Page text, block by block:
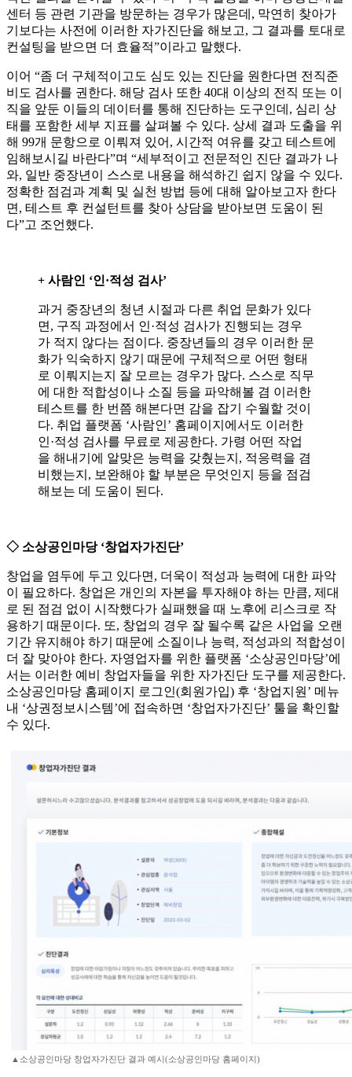
센터 등 관련 기관을 방문하는 경우가 많은데, 막연히 찾아가
기보다는 사전에 이러한 자가진단을 해보고, 그 결과를 토대로
컨설팅을 받으면 더 효율적”이라고 말했다.
이어 “좀 더 구체적이고도 심도 있는 진단을 원한다면 전직준
비도 검사를 권한다. 해당 검사 또한 40대 이상의 전직 또는 이
직을 앞둔 이들의 데이터를 통해 진단하는 도구인데, 심리 상
태를 포함한 세부 지표를 살펴볼 수 있다. 상세 결과 도출을 위
해 99개 문항으로 이뤄져 있어, 시간적 여유를 갖고 테스트에
임해보시길 바란다”며 “세부적이고 전문적인 진단 결과가 나
와, 일반 중장년이 스스로 내용을 해석하긴 쉽지 않을 수 있다.
정확한 점검과 계획 및 실천 방법 등에 대해 알아보고자 한다
면, 테스트 후 컨설턴트를 찾아 상담을 받아보면 도움이 된
다”고 조언했다.
+ 사람인 ‘인·적성 검사’
과거 중장년의 청년 시절과 다른 취업 문화가 있다
면, 구직 과정에서 인·적성 검사가 진행되는 경우
가 적지 않다는 점이다. 중장년들의 경우 이러한 문
화가 익숙하지 않기 때문에 구체적으로 어떤 형태
로 이뤄지는지 잘 모르는 경우가 많다. 스스로 직무
에 대한 적합성이나 소질 등을 파악해볼 겸 이러한
테스트를 한 번쯤 해본다면 감을 잡기 수월할 것이
다. 취업 플랫폼 ‘사람인’ 홈페이지에서도 이러한
인·적성 검사를 무료로 제공한다. 가령 어떤 작업
을 해내기에 알맞은 능력을 갖췄는지, 적응력을 겸
비했는지, 보완해야 할 부분은 무엇인지 등을 점검
해보는 데 도움이 된다.
◇ 소상공인마당 ‘창업자가진단’
창업을 염두에 두고 있다면, 더욱이 적성과 능력에 대한 파악
이 필요하다. 창업은 개인의 자본을 투자해야 하는 만큼, 제대
로 된 점검 없이 시작했다가 실패했을 때 노후에 리스크로 작
용하기 때문이다. 또, 창업의 경우 잘 될수록 같은 사업을 오랜
기간 유지해야 하기 때문에 소질이나 능력, 적성과의 적합성이
더 잘 맞아야 한다. 자영업자를 위한 플랫폼 ‘소상공인마당’에
서는 이러한 예비 창업자들을 위한 자가진단 도구를 제공한다.
소상공인마당 홈페이지 로그인(회원가입) 후 ‘창업지원’ 메뉴
내 ‘상권정보시스템’에 접속하면 ‘창업자가진단’ 툴을 확인할
수 있다.
▲소상공인마당 창업자가진단 결과 예시(소상공인마당 홈페이지)